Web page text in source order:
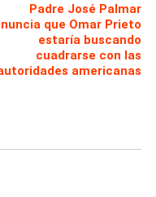
Padre José Palmar
que Omar Prieto
estaría buscando
cuadrarse con las
americanas